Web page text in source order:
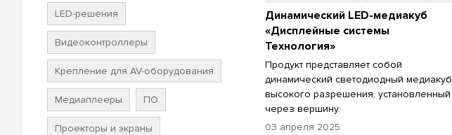
LED-решения
Видеоконтроллеры
Крепление для AV-оборудования
Медиаплееры ПО
Проекторы и экраны
Динамический LED-медиакуб
«Дисплейные системы
Технология»
Продукт представляет собой
динамический светодиодный медиакуб
высокого разрешения, установленный
через вершину.
03 апреля 2025